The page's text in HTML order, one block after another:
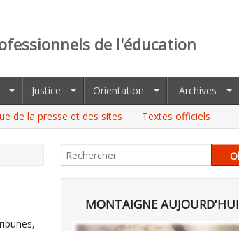
de l'éducation
Justice Orientation
Archives
de la presse et des sites Textes officiels
MONTAIGNE AUJOURD'HUI